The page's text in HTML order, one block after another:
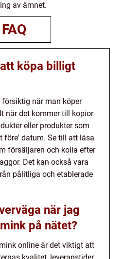
av ämnet.
FAQ
köpa billigt
när man köper
när det kommer till kopior
eller produkter som
före' datum. Se till att läsa
försäljaren och kolla efter
Det kan också vara
pålitliga och etablerade
när jag
på nätet?
online är det viktigt att